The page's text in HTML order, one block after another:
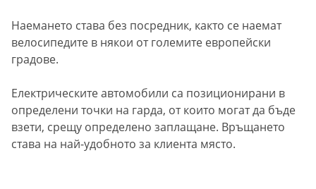
Наемането става без посредник, както се наемат
велосипедите в някои от големите европейски
градове.
Електрическите автомобили са позиционирани в
определени точки на гарда, от които могат да бъде
взети, срещу определено заплащане. Връщането
става на най-удобното за клиента място.